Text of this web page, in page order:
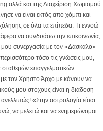
αλλά και της Διαχείριση Χωρισμού
να είναι εκτός από χόμπι και
σε όλα τα επίπεδα. Τι εννοώ
να συνδυάσω την επικοινωνία,
συνεργασία με τον «Δάσκαλο»
τόσο τις γνώσεις μου,
επαγγελματικών
τον Χρήστο Άρχο με κάνουν να
μου στόχους είναι η διάδοση
«Στην αστρολογία είσαι
να μελετώ και να ενημερώνομαι